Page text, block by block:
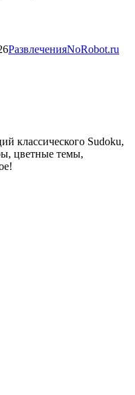
РазвлеченияNoRobot.ru
классического Sudoku,
цветные темы,